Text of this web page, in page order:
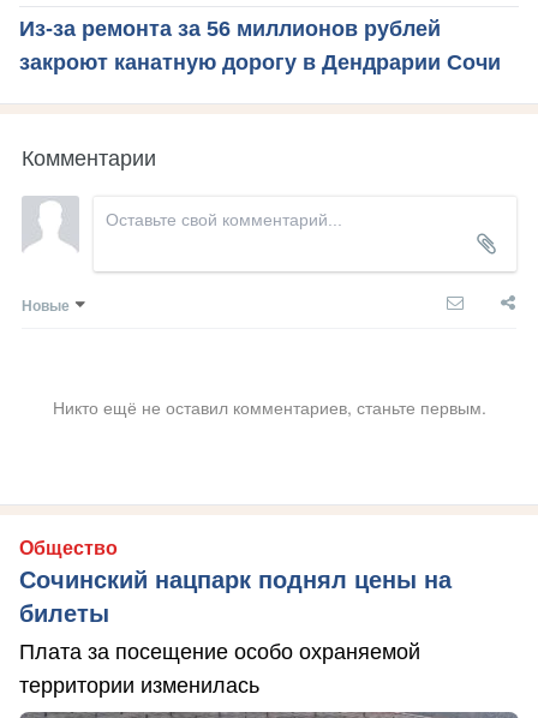
Из-за ремонта за 56 миллионов рублей
закроют канатную дорогу в Дендрарии Сочи
Комментарии
Новые
Никто ещё не оставил комментариев, станьте первым.
Общество
Сочинский нацпарк поднял цены на
билеты
Плата за посещение особо охраняемой
территории изменилась